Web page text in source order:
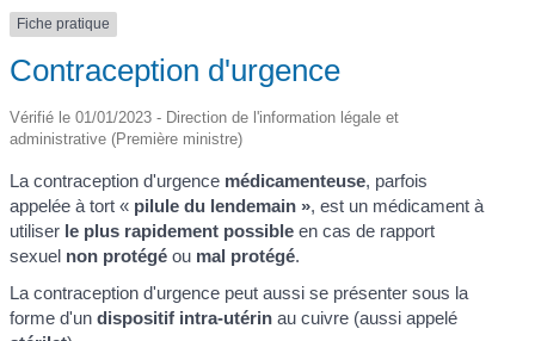
Fiche pratique
Contraception d'urgence
Vérifié le 01/01/2023 - Direction de l'information légale et
administrative (Première ministre)
La contraception d'urgence médicamenteuse, parfois
appelée à tort « pilule du lendemain », est un médicament à
utiliser le plus rapidement possible en cas de rapport
sexuel non protégé ou mal protégé.
La contraception d'urgence peut aussi se présenter sous la
forme d'undispositif intra-utérin au cuivre (aussi appelé